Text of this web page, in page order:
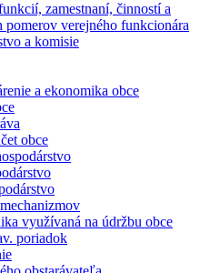
zamestnaní, činností a
pomerov verejného funkcionára
a komisie
a ekonomika obce
obce
využívaná na údržbu obce
poriadok